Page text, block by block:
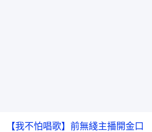
【我不怕唱歌】前無綫主播開金